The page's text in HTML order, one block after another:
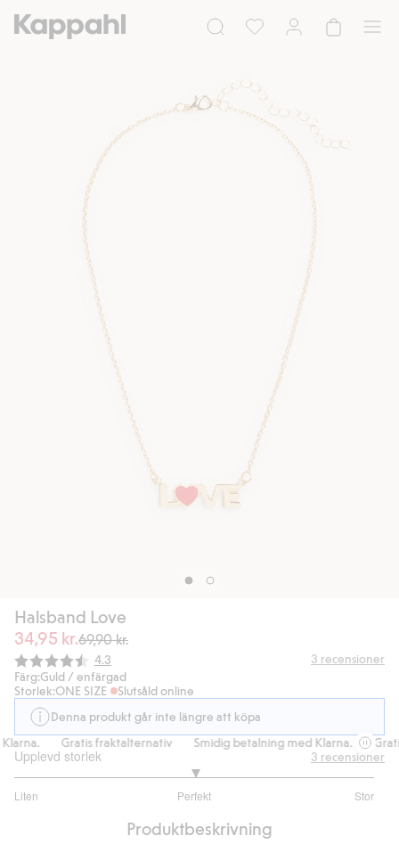
Halsband Love
34,95 kr.69,90 kr.
Snittbetyg:
4.3 3 recensioner
Färg:Guld / enfärgad
Storlek:ONE SIZE
Slutsåld online
Denna produkt går inte längre att köpa
Gratis fraktalternativ Smidig betalning med Klarna.
Upplevd storlek
Liten Perfekt Stor
utav
3 recensioner
Produktbeskrivning